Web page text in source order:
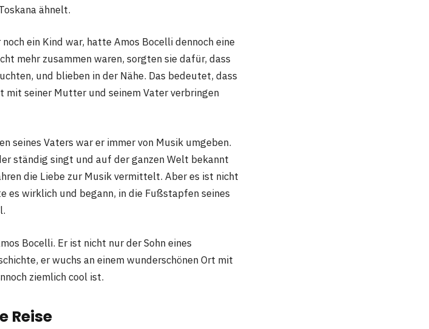
ähnelt.
ein Kind war, hatte Amos Bocelli dennoch eine
mehr zusammen waren, sorgten sie dafür, dass
und blieben in der Nähe. Das bedeutet, dass
seiner Mutter und seinem Vater verbringen
seines Vaters war er immer von Musik umgeben.
ständig singt und auf der ganzen Welt bekannt
die Liebe zur Musik vermittelt. Aber es ist nicht
es wirklich und begann, in die Fußstapfen seines
Bocelli. Er ist nicht nur der Sohn eines
er wuchs an einem wunderschönen Ort mit
ziemlich cool ist.
Reise